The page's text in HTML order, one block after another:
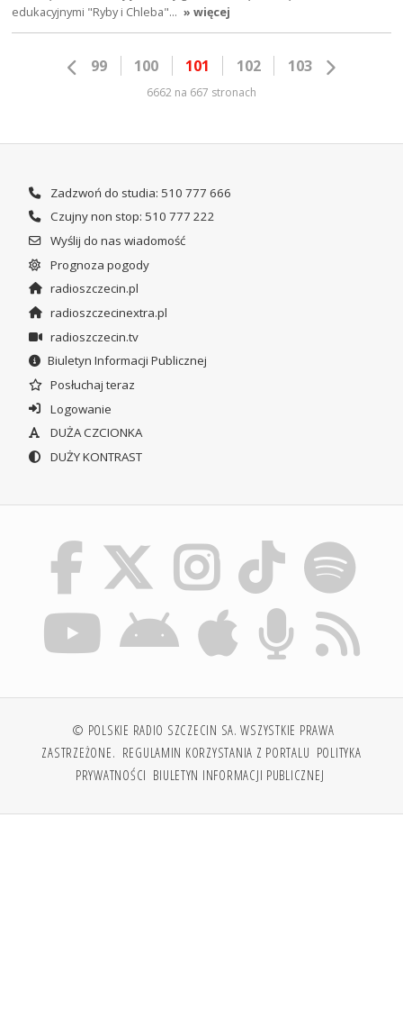
edukacyjnymi "Ryby i Chleba"… » więcej
99 100 101 102 103
6662 na 667 stronach
Zadzwoń do studia: 510 777 666
Czujny non stop: 510 777 222
Wyślij do nas wiadomość
Prognoza pogody
radioszczecin.pl
radioszczecinextra.pl
radioszczecin.tv
Biuletyn Informacji Publicznej
Posłuchaj teraz
Logowanie
DUŻA CZCIONKA
DUŻY KONTRAST
© POLSKIE RADIO SZCZECIN SA. WSZYSTKIE PRAWA
ZASTRZEŻONE. REGULAMIN KORZYSTANIA Z PORTALU POLITYKA
PRYWATNOŚCI BIULETYN INFORMACJI PUBLICZNEJ